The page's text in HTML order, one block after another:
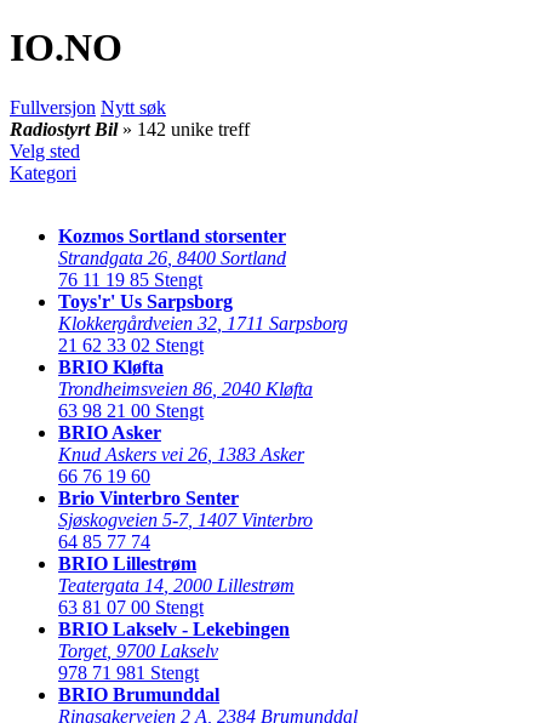
IO.NO
Fullversjon Nytt søk
Radiostyrt Bil » 142 unike treff
Velg sted
Kategori
Kozmos Sortland storsenter
Strandgata 26 8400 Sortland
76 11 19 85 Stengt
Toys'r' Us Sarpsborg
Klokkergårdveien 32 1711 Sarpsborg
21 62 33 02 Stengt
BRIO Kløfta
Trondheimsveien 86 2040 Kløfta
63 98 21 00 Stengt
BRIO Asker
Knud Askers vei 26 1383 Asker
66 76 19 60
Brio Vinterbro Senter
Sjøskogveien 5-7, 1407 Vinterbro
64 85 77 74
BRIO Lillestrøm
Teatergata 14 2000 Lillestrøm
63 81 07 00 Stengt
BRIO Lakselv - Lekebingen
Torget, 9700 Lakselv
978 71 981 Stengt
BRIO Brumunddal
Ringsakerveien 2 A 2384 Brumunddal